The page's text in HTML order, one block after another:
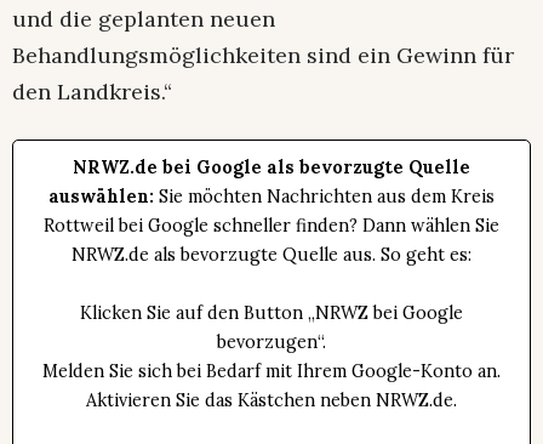
und die geplanten neuen
Behandlungsmöglichkeiten sind ein Gewinn für
den Landkreis.“
NRWZ.de bei Google als bevorzugte Quelle
auswählen: Sie möchten Nachrichten aus dem Kreis
Rottweil bei Google schneller finden? Dann wählen Sie
NRWZ.de als bevorzugte Quelle aus. So geht es:
Klicken Sie auf den Button „NRWZ bei Google
bevorzugen“.
Melden Sie sich bei Bedarf mit Ihrem Google-Konto an.
Aktivieren Sie das Kästchen neben NRWZ.de.